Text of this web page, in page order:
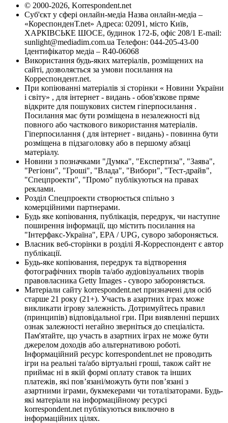
© 2000-2026, Korrespondent.net
Суб'єкт у сфері онлайн-медіа Назва онлайн-медіа –
«КореспонденТ.net» Адреса: 02091, місто Київ,
ХАРКІВСЬКЕ ШОСЕ, будинок 172-Б, офіс 208/1 E-mail:
sunlight@mediadim.com.ua Телефон: 044-205-43-00
Ідентифікатор медіа – R40-06068
Використання будь-яких матеріалів, розміщених на
сайті, дозволяється за умови посилання на
Корреспондент.net.
При копіюванні матеріалів зі сторінки « Новини України
і світу» , для інтернет - видань - обов'язкове пряме
відкрите для пошукових систем гіперпосилання .
Посилання має бути розміщена в незалежності від
повного або часткового використання матеріалів.
Гіперпосилання ( для інтернет - видань) - повинна бути
розміщена в підзаголовку або в першому абзаці
матеріалу.
Новини з позначками "Думка", "Експертиза", "Заява",
"Регіони", "Гроші", "Влада", "Вибори", "Тест-драйв",
"Спецпроекти", "Промо" публікуються на правах
реклами.
Розділ Спецпроекти створюється спільно з
комерційними партнерами.
Будь яке копіювання, публікація, передрук, чи наступне
поширення інформації, що містить посилання на
"Інтерфакс-Україна", EPA / UPG, суворо забороняється.
Власник веб-сторінки в розділі Я-Корреспондент є автор
публікації.
Будь-яке копіювання, передрук та відтворення
фотографічних творів та/або аудіовізуальних творів
правовласника Getty Images - суворо забороняється.
Матеріали сайту korrespondent.net призначені для осіб
старше 21 року (21+). Участь в азартних іграх може
викликати ігрову залежність. Дотримуйтесь правил
(принципів) відповідальної гри. При виявленні перших
ознак залежності негайно зверніться до спеціаліста.
Пам'ятайте, що участь в азартних іграх не може бути
джерелом доходів або альтернативою роботі.
Інформаційний ресурс korrespondent.net не проводить
ігри на реальні та/або віртуальні гроші, також сайт не
приймає ні в якій формі оплату ставок та інших
платежів, які пов’язані/можуть бути пов’язані з
азартними іграми, букмекерами чи тоталізаторами. Будь-
які матеріали на інформаційному ресурсі
korrespondent.net публікуються виключно в
інформаційних цілях.